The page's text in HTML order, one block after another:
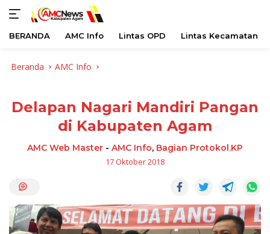
BERANDA AMC Info Lintas OPD Lintas Kecamatan
Beranda AMC Info
Delapan Nagari Mandiri Pangan
di Kabupaten Agam
AMC Web Master - AMC Info, Bagian Protokol.KP
17 Oktober 2018